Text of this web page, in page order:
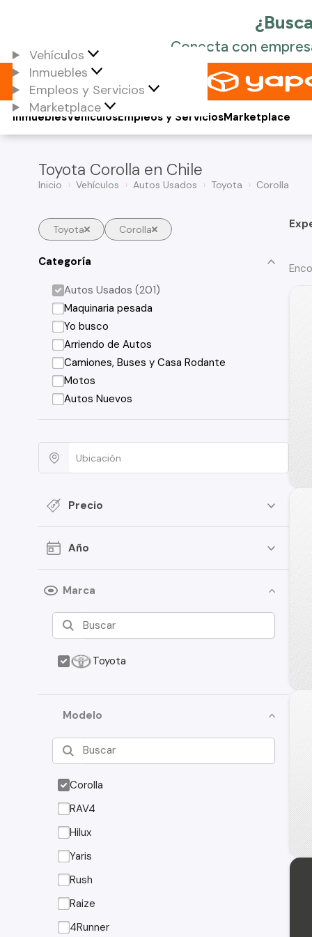
Vehículos
Inmuebles
Empleos y Servicios
Marketplace
Vehículos
Inmuebles Empleos y ServiciosMarketplace
Toyota Corolla en Chile
Inicio Vehículos Autos Usados Toyota Corolla
Toyota Corolla
Categoría
Autos Usados (201)
Maquinaria pesada
Yo busco
Arriendo de Autos
Camiones, Buses y Casa Rodante
Motos
Autos Nuevos
Precio
Año
Marca
Toyota
Modelo
Corolla
RAV4
Hilux
Yaris
Rush
Raize
4Runner